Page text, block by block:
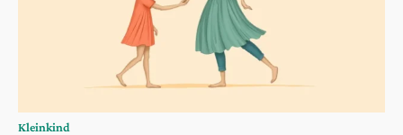
Kleinkind